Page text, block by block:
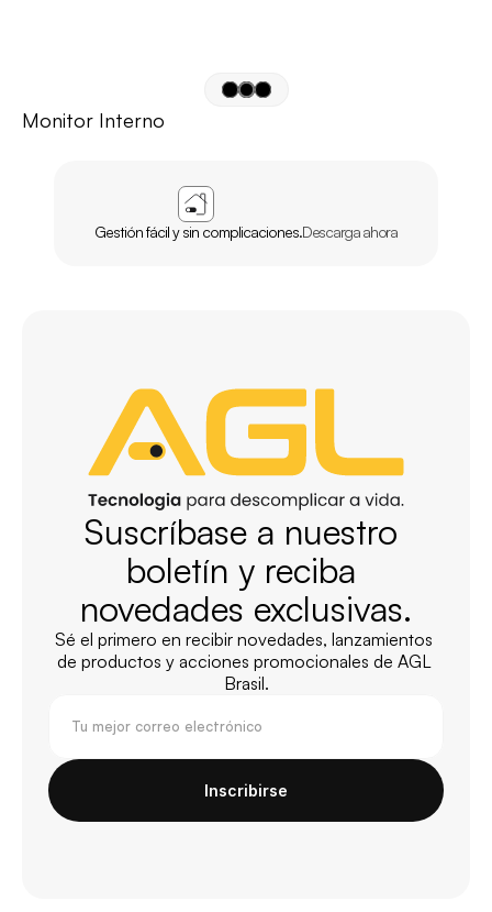
Monitor Interno
Gestión fácil y sin complicaciones.Descarga ahora
Suscríbase a nuestro
boletín y reciba
novedades exclusivas.
Sé el primero en recibir novedades, lanzamientos
de productos y acciones promocionales de AGL
Brasil.
Inscribirse